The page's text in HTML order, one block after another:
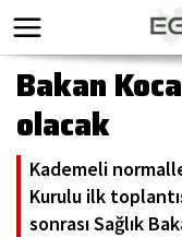
Bakan
olacak
Kademeli
Kurulu ilk
sonrası Sağlık